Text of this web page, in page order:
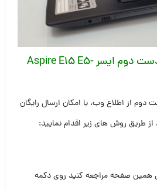
دوم ایسرAspire E15 E5-
دوم از اطلاع وب، با امکان ارسال رایگان
طریق روش های زیر اقدام نمایید:
همین صفحه مراجعه کنید روی دکمه